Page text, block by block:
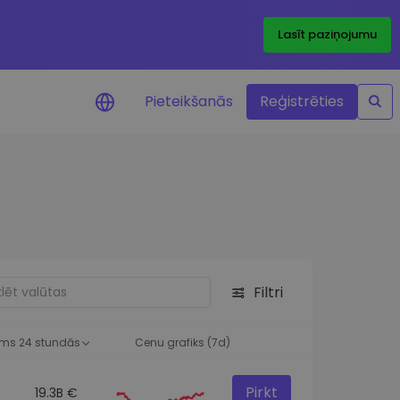
Lasīt paziņojumu
Pieteikšanās Reģistrēties
Filtri
24 stundās Cenu grafiks (7d)
19.3B € Pirkt